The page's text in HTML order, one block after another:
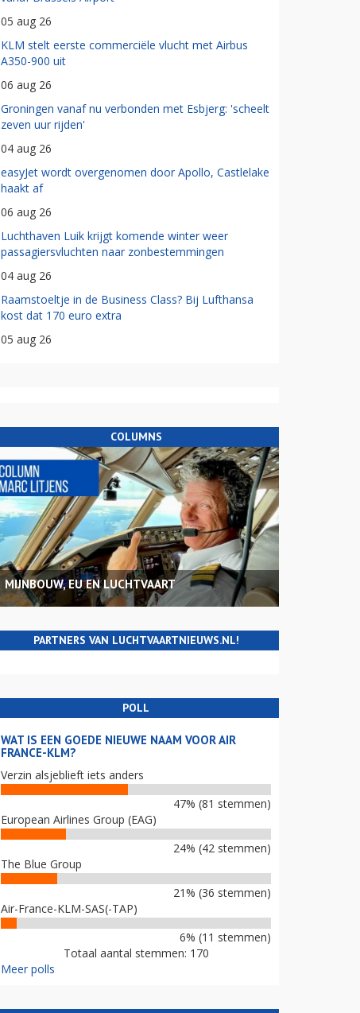
05 aug 26
KLM stelt eerste commerciële vlucht met Airbus
A350-900 uit
06 aug 26
Groningen vanaf nu verbonden met Esbjerg: 'scheelt
zeven uur rijden'
04 aug 26
easyJet wordt overgenomen door Apollo, Castlelake
haakt af
06 aug 26
Luchthaven Luik krijgt komende winter weer
passagiersvluchten naar zonbestemmingen
04 aug 26
Raamstoeltje in de Business Class? Bij Lufthansa
kost dat 170 euro extra
05 aug 26
COLUMNS
MIJNBOUW, EU EN LUCHTVAART
PARTNERS VAN LUCHTVAARTNIEUWS.NL!
POLL
WAT IS EEN GOEDE NIEUWE NAAM VOOR AIR
FRANCE-KLM?
Verzin alsjeblieft iets anders
47% (81 stemmen)
European Airlines Group (EAG)
24% (42 stemmen)
The Blue Group
21% (36 stemmen)
Air-France-KLM-SAS(-TAP)
6% (11 stemmen)
Totaal aantal stemmen: 170
Meer polls